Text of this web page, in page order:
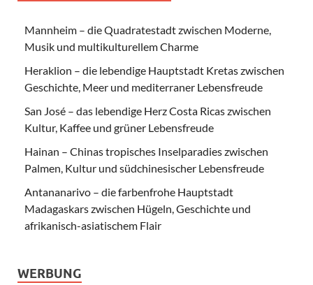
Mannheim – die Quadratestadt zwischen Moderne,
Musik und multikulturellem Charme
Heraklion – die lebendige Hauptstadt Kretas zwischen
Geschichte, Meer und mediterraner Lebensfreude
San José – das lebendige Herz Costa Ricas zwischen
Kultur, Kaffee und grüner Lebensfreude
Hainan – Chinas tropisches Inselparadies zwischen
Palmen, Kultur und südchinesischer Lebensfreude
Antananarivo – die farbenfrohe Hauptstadt
Madagaskars zwischen Hügeln, Geschichte und
afrikanisch-asiatischem Flair
WERBUNG